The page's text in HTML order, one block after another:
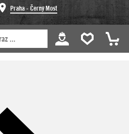
Praha - Černý Most